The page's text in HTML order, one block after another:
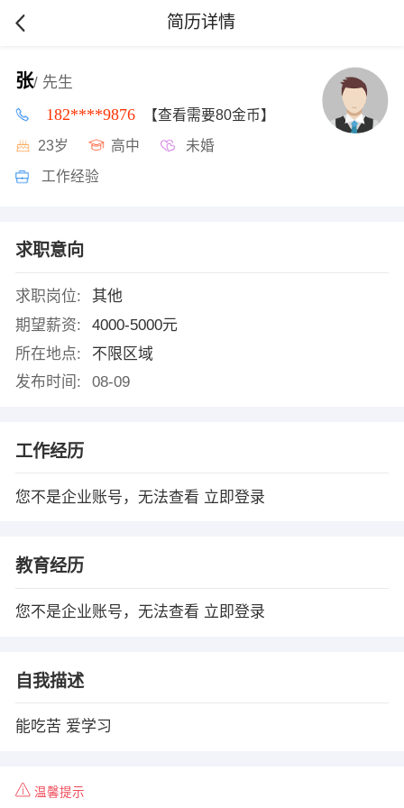
简历详情
张/ 先生
182****9876 【查看需要80金币】
23岁 高中 未婚
工作经验
求职意向
求职岗位:
其他
期望薪资:
4000-5000元
所在地点:
不限区域
发布时间:
08-09
工作经历
您不是企业账号，无法查看 立即登录
教育经历
您不是企业账号，无法查看 立即登录
自我描述
能吃苦 爱学习
温馨提示